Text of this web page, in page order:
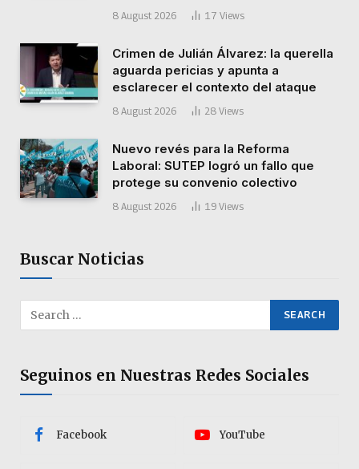
8 August 2026 17 Views
Crimen de Julián Álvarez: la querella
aguarda pericias y apunta a
esclarecer el contexto del ataque
8 August 2026 28 Views
Nuevo revés para la Reforma
Laboral: SUTEP logró un fallo que
protege su convenio colectivo
8 August 2026 19 Views
Buscar Noticias
Seguinos en Nuestras Redes Sociales
Facebook YouTube